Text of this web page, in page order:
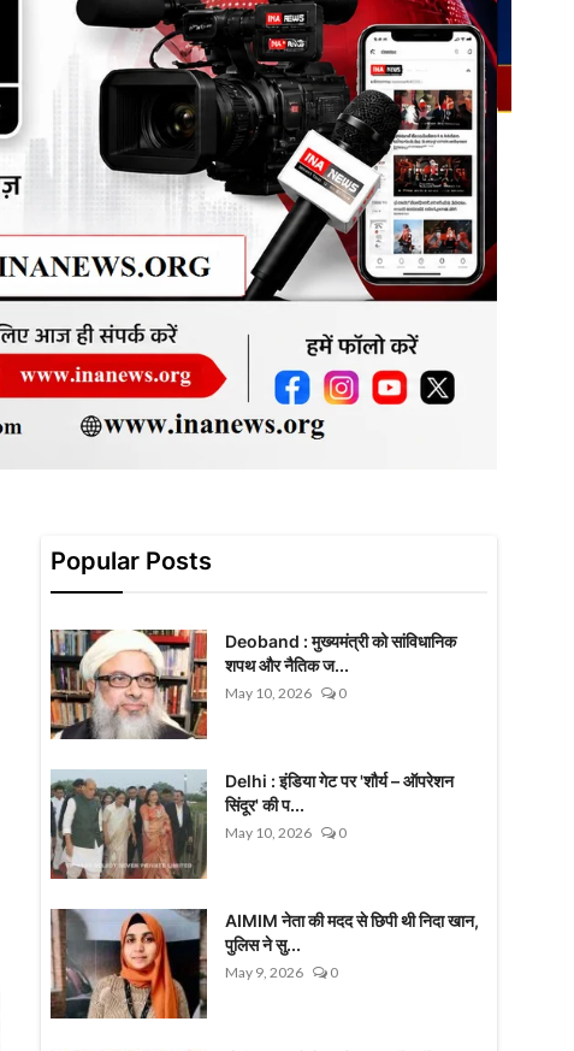
Popular Posts
Deoband : मुख्यमंत्री को सांविधानिक
शपथ और नैतिक ज...
May 10, 2026 0
Delhi : इंडिया गेट पर 'शौर्य – ऑपरेशन
सिंदूर' की प...
May 10, 2026 0
AIMIM नेता की मदद से छिपी थी निदा खान,
पुलिस ने सु...
May 9, 2026 0